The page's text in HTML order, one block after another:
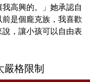
高興的。」她承認自
是個龐克族，我喜歡
，讓小孩可以自由表
嚴格限制